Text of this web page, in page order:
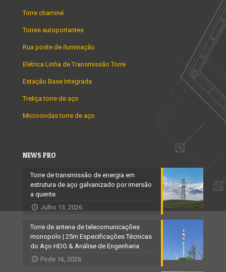
Torre chaminé
Torres autoportantes
Rua poste de iluminação
Elétrica Linha de Transmissão Torre
Estação Base Integrada
Treliça torre de aço
Microondas torre de aço
NEWS PRO
Torre de transmissão de energia em
estrutura de aço galvanizado por imersão
a quente
Julho 13, 2026
Torre de antena de telecomunicações
monopolo | 25m Especificações Técnicas
do Aço HDG & Análise de Engenharia
Pode 16, 2026